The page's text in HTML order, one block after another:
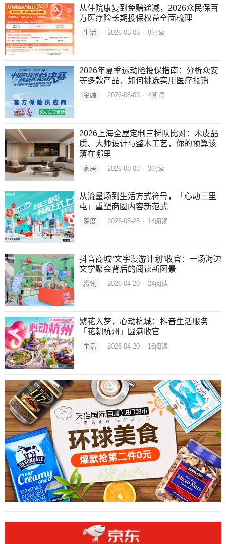
从住院康复到免赔递减，2026众民保百
万医疗险长期投保权益全面梳理
生活 2026-08-03 · 9阅读
2026年夏季运动险投保指南：分析众安
等多款产品，如何挑选实用医疗报销
金融 2026-08-03 · 4阅读
2026上海全屋定制三梯队比对：木皮品
质、大师设计与整木工艺，你的预算该
落在哪里
家居 2026-08-03 · 3阅读
从流量场到生活方式符号，「心动三里
屯」重塑商圈内容新范式
深度 2026-05-25 · 14阅读
抖音商城“文字漫游计划”收官：一场海边
文学聚会背后的阅读新图景
资讯 2026-04-20 · 24阅读
繁花入梦，心动杭城：抖音生活服务
「花朝杭州」圆满收官
生活 2026-04-20 · 16阅读